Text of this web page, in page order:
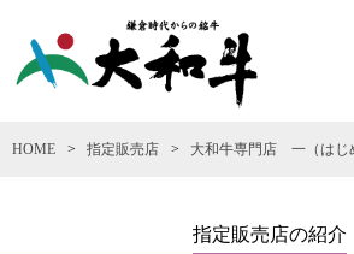
HOME 指定販売店 大和牛専門店 一（はじ
指定販売店の紹介